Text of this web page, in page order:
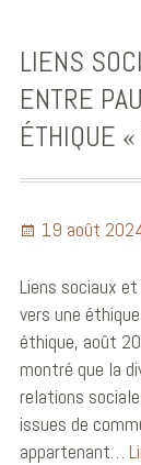
Audio et Vidéo
Biographie
LIENS
ENTRE
ÉTHIQUE
19 août
Liens sociaux
vers une
éthique, août
montré que la
relations
issues de
appartenant…